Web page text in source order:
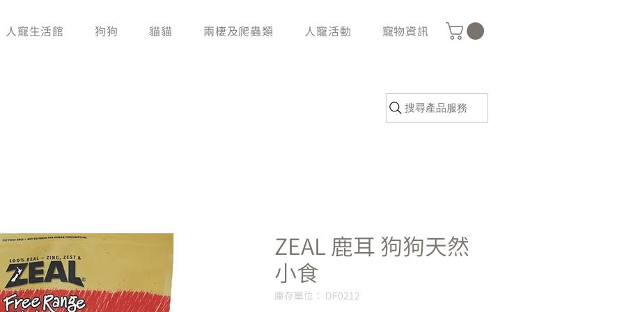
人寵生活館 狗狗 貓貓 兩棲及爬蟲類 人寵活動 寵物資訊
搜尋產品服務
ZEAL 鹿耳 狗狗天然
小食
庫存單位： DF0212